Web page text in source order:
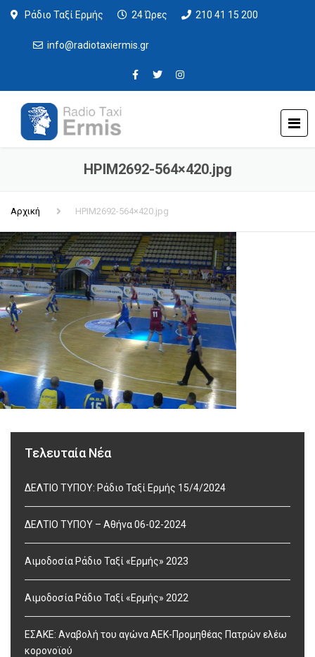
Ράδιο Ταξί Ερμής 24 Ώρες 210 41 15 200
info@radiotaxiermis.gr
HPIM2692-564×420.jpg
Αρχική HPIM2692-564×420.jpg
Τελευταία Νέα
ΔΕΛΤΙΟ ΤΥΠΟΥ: Ράδιο Ταξί Ερμής 15/4/2024
ΔΕΛΤΙΟ ΤΥΠΟΥ – Αθήνα 06-02-2024
Αιμοδοσία Ράδιο Ταξί «Ερμής» 2023
Αιμοδοσία Ράδιο Ταξί «Ερμής» 2022
ΕΣΑΚΕ: Αναβολή του αγώνα ΑΕΚ-Προμηθέας Πατρών ελέω
κορονοϊού